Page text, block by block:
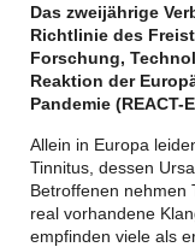
Das zweijährige
Richtlinie des
Forschung,
Reaktion der
Pandemie (REACT-
Allein in Europa
Tinnitus, dessen
Betroffenen nehmen
real vorhandene
empfinden viele als